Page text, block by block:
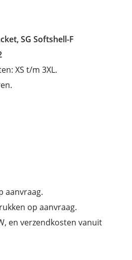
SG Softshell-F
XS t/m 3XL.
aanvraag.
op aanvraag.
en verzendkosten vanuit